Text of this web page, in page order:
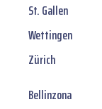
St. Gallen
Wettingen
Zürich
Bellinzona